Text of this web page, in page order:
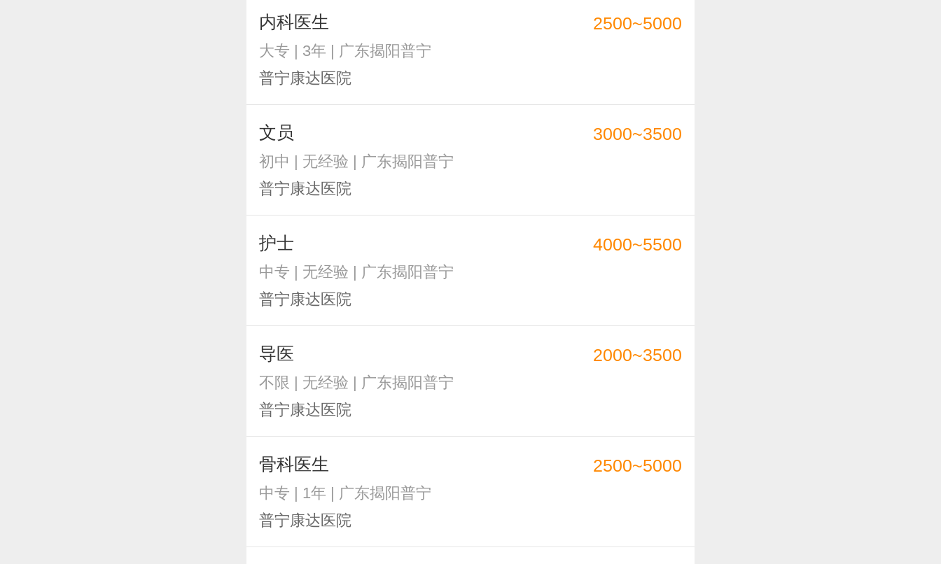
内科医生
大专 | 3年 | 广东揭阳普宁
普宁康达医院
2500~5000
文员
初中 | 无经验 | 广东揭阳普宁
普宁康达医院
3000~3500
护士
中专 | 无经验 | 广东揭阳普宁
普宁康达医院
4000~5500
导医
不限 | 无经验 | 广东揭阳普宁
普宁康达医院
2000~3500
骨科医生
中专 | 1年 | 广东揭阳普宁
普宁康达医院
2500~5000